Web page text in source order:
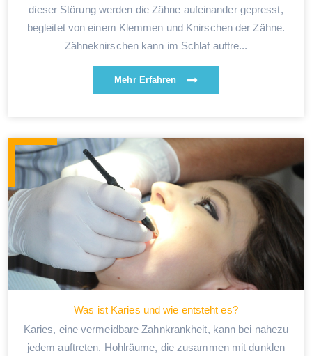
dieser Störung werden die Zähne aufeinander gepresst,
begleitet von einem Klemmen und Knirschen der Zähne.
Zähneknirschen kann im Schlaf auftre...
Mehr Erfahren
Was ist Karies und wie entsteht es?
Karies, eine vermeidbare Zahnkrankheit, kann bei nahezu
jedem auftreten. Hohlräume, die zusammen mit dunklen